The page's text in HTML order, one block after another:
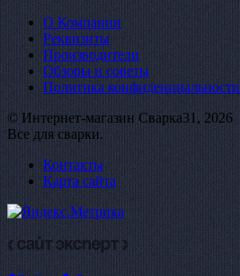
О Компании
Реквизиты
Производители
Обзоры и советы
Политика конфиденциальности
© Интернет-магазин Сварка31, 2026
Все для сварки.
Контакты
Карта сайта